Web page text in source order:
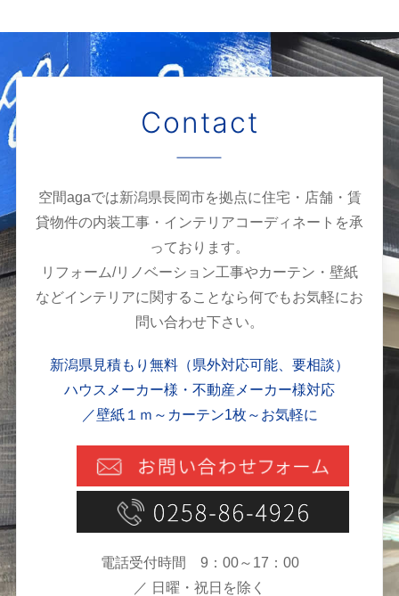
Contact
空間agaでは新潟県長岡市を拠点に住宅・店舗・賃
貸物件の内装工事・インテリアコーディネートを承
っております。
リフォーム/リノベーション工事やカーテン・壁紙
などインテリアに関することなら何でもお気軽にお
問い合わせ下さい。
新潟県見積もり無料（県外対応可能、要相談）
ハウスメーカー様・不動産メーカー様対応
／壁紙１ｍ～カーテン1枚～お気軽に
電話受付時間 9：00～17：00
／ 日曜・祝日を除く